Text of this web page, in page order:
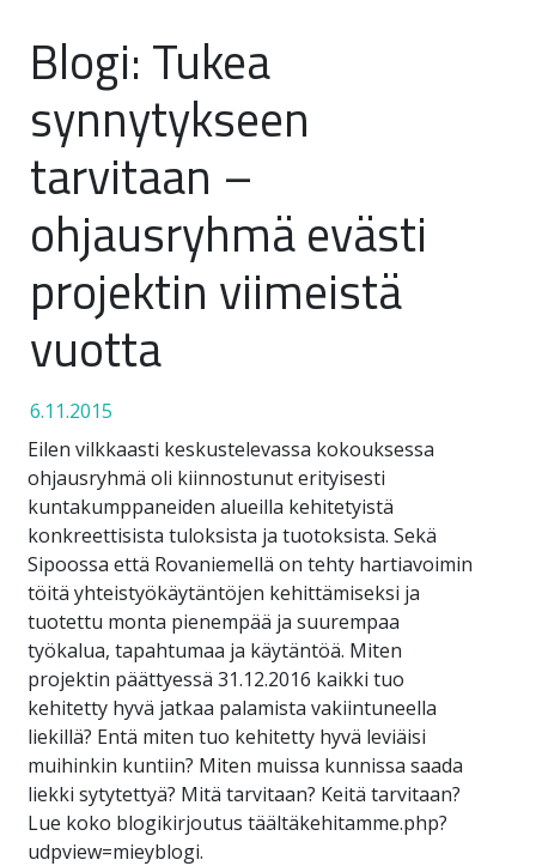
Blogi: Tukea
synnytykseen
tarvitaan –
ohjausryhmä evästi
projektin viimeistä
vuotta
6.11.2015
Eilen vilkkaasti keskustelevassa kokouksessa
ohjausryhmä oli kiinnostunut erityisesti
kuntakumppaneiden alueilla kehitetyistä
konkreettisista tuloksista ja tuotoksista. Sekä
Sipoossa että Rovaniemellä on tehty hartiavoimin
töitä yhteistyökäytäntöjen kehittämiseksi ja
tuotettu monta pienempää ja suurempaa
työkalua, tapahtumaa ja käytäntöä. Miten
projektin päättyessä 31.12.2016 kaikki tuo
kehitetty hyvä jatkaa palamista vakiintuneella
liekillä? Entä miten tuo kehitetty hyvä leviäisi
muihinkin kuntiin? Miten muissa kunnissa saada
liekki sytytettyä? Mitä tarvitaan? Keitä tarvitaan?
Lue koko blogikirjoutus täältäkehitamme.php?
udpview=mieyblogi.